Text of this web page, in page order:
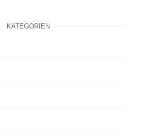
KATEGORIEN